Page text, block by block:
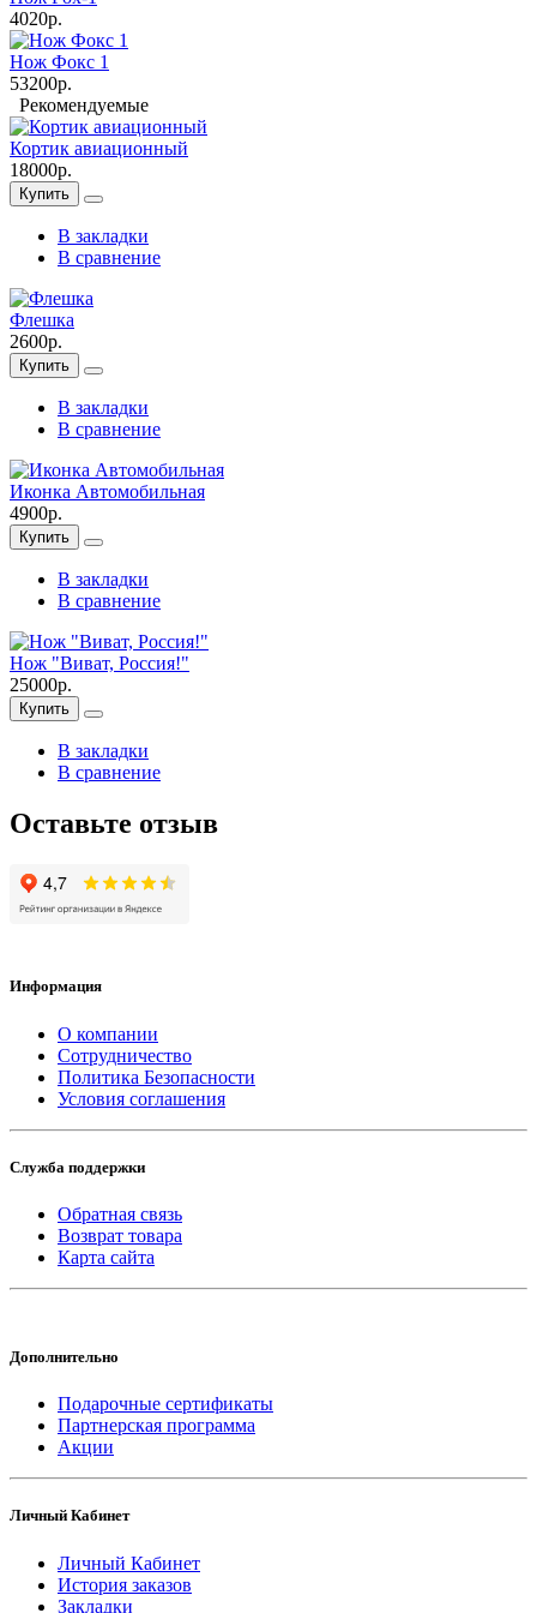
4020р.
Нож Фокс 1
53200р.
Рекомендуемые
Кортик авиационный
18000р.
Купить
В закладки
В сравнение
Флешка
2600р.
Купить
В закладки
В сравнение
Иконка Автомобильная
4900р.
Купить
В закладки
В сравнение
Нож "Виват, Россия!"
25000р.
Купить
В закладки
В сравнение
Оставьте отзыв
Информация
О компании
Сотрудничество
Политика Безопасности
Условия соглашения
Служба поддержки
Обратная связь
Возврат товара
Карта сайта
Дополнительно
Подарочные сертификаты
Партнерская программа
Акции
Личный Кабинет
Личный Кабинет
История заказов
Закладки